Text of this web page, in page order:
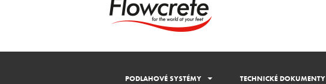
PODLAHOVÉ SYSTÉMY TECHNICKÉ DOKUMENTY